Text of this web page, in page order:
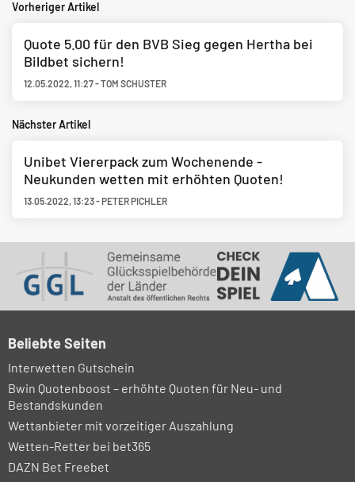
Vorheriger Artikel
Quote 5.00 für den BVB Sieg gegen Hertha bei
Bildbet sichern!
12.05.2022 11:27-TOM SCHUSTER
Nächster Artikel
Unibet Viererpack zum Wochenende -
Neukunden wetten mit erhöhten Quoten!
13.05.2022 13:23-PETER PICHLER
Beliebte Seiten
Interwetten Gutschein
Bwin Quotenboost – erhöhte Quoten für Neu- und
Bestandskunden
Wettanbieter mit vorzeitiger Auszahlung
Wetten-Retter bei bet365
DAZN Bet Freebet